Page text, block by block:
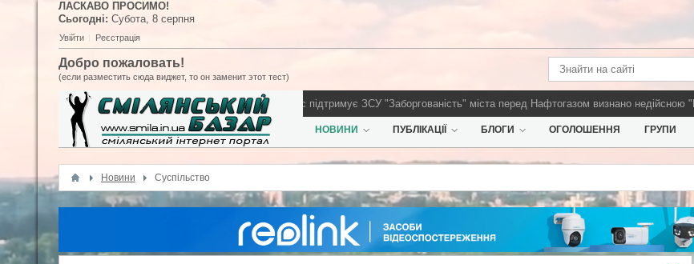
ЛАСКАВО ПРОСИМО!
Сьогодні: Субота, 8серпня
Увійти Реєстрація
Добро пожаловать!
(если разместить сюда виджет, то он заменит этот тест)
Як Смілянський бізнес підтримує ЗСУ "Заборгованість" міста перед Нафтогазом визнано недійсною
запросив виступити на день міста
НОВИНИ ПУБЛІКАЦІЇ БЛОГИ ОГОЛОШЕННЯ ГРУПИ
Новини Суспільство